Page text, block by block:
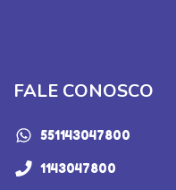
FALE CONOSCO
551143047800
1143047800